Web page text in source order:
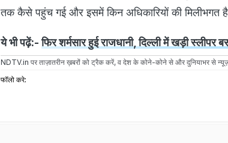
तक कैसे पहुंच गई और इसमें किन अधिकारियों की मिलीभगत
ये भी पढ़ें:-फिर शर्मसार हुई राजधानी, दिल्ली में खड़ी स्लीपर
NDTV.in पर ताज़ातरीन ख़बरों को ट्रैक करें, व देश के कोने-कोने से और दुनियाभर से
फॉलो करे: